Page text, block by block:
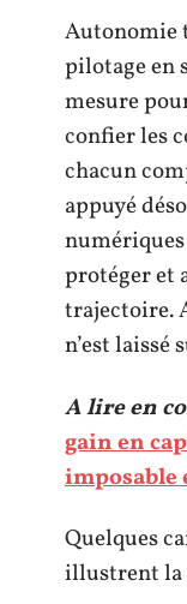
Autonomie
pilotage en
mesure
confier les
chacun
appuyé
protéger et
trajectoire.
n’est laissé
A lire en
gain en
imposable
Quelques
illustrent la